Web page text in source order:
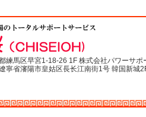
練馬区早宮1-18-26 1F 株式会社パワーサポ
寧省瀋陽市皇姑区長长江南街1号 韓国新城